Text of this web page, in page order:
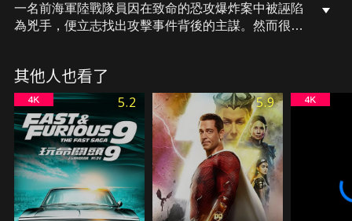
一名前海軍陸戰隊員因在致命的恐攻爆炸案中被誣陷
為兇手，便立志找出攻擊事件背後的主謀。然而很快
做出抉擇。
其他人也看了
5.2 5.9